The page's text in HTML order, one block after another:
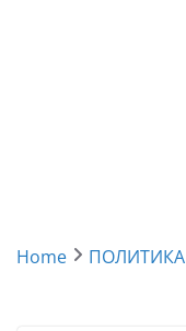
Home ПОЛИТИКА